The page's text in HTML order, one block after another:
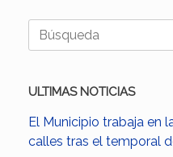
Buscar:
ULTIMAS NOTICIAS
El Municipio trabaja en
calles tras el temporal